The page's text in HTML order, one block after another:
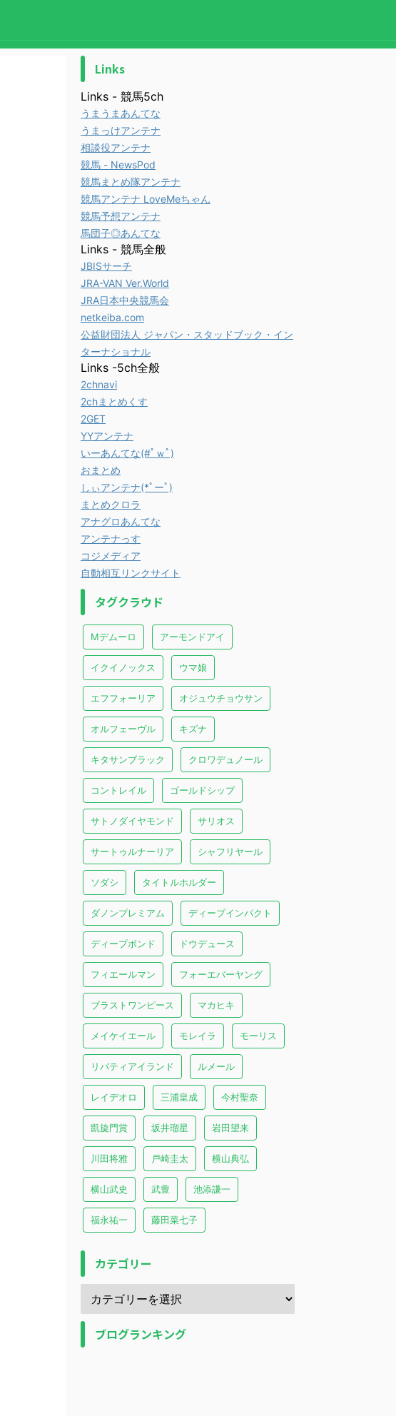
Links
Links - 競馬5ch
うまうまあんてな
うまっけアンテナ
相談役アンテナ
競馬 - NewsPod
競馬まとめ隊アンテナ
競馬アンテナ LoveMeちゃん
競馬予想アンテナ
馬団子◎あんてな
Links - 競馬全般
JBISサーチ
JRA-VAN Ver.World
JRA日本中央競馬会
netkeiba.com
公益財団法人 ジャパン・スタッドブック・イン
ターナショナル
Links -5ch全般
2chnavi
2chまとめくす
2GET
YYアンテナ
いーあんてな(#ﾟｗﾟ)
おまとめ
しぃアンテナ(*ﾟーﾟ)
まとめクロラ
アナグロあんてな
アンテナっす
コジメディア
自動相互リンクサイト
タグクラウド
Mデムーロ アーモンドアイ
イクイノックス ウマ娘
エフフォーリア オジュウチョウサン
オルフェーヴル キズナ
キタサンブラック クロワデュノール
コントレイル ゴールドシップ
サトノダイヤモンド サリオス
サートゥルナーリア シャフリヤール
ソダシ タイトルホルダー
ダノンプレミアム ディープインパクト
ディープボンド ドウデュース
フィエールマン フォーエバーヤング
ブラストワンピース マカヒキ
メイケイエール モレイラ モーリス
リバティアイランド ルメール
レイデオロ 三浦皇成 今村聖奈
凱旋門賞 坂井瑠星 岩田望来
川田将雅 戸崎圭太 横山典弘
横山武史 武豊 池添謙一
福永祐一 藤田菜七子
カテゴリー
ブログランキング